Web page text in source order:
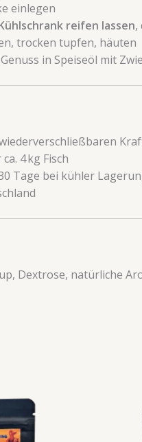
einlegen
reifen lassen,
trocken tupfen, häuten
in Speiseöl mit
4 kg Fisch
Tage bei kühler
Dextrose, natürliche